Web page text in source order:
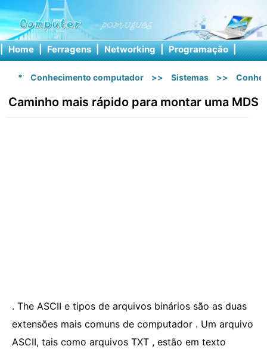
| Home | Ferragens | Networking | Programação |
* Conhecimento computador >> Sistemas >>
Caminho mais rápido para montar uma MDS
. The ASCII e tipos de arquivos binários são as duas
extensões mais comuns de computador . Um arquivo
ASCII, tais como arquivos TXT , estão em texto